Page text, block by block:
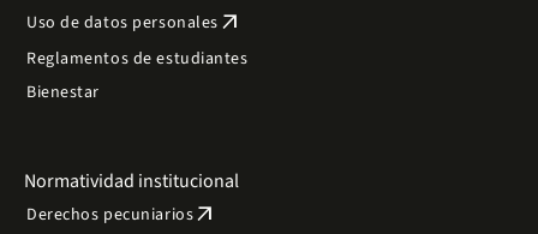
Uso de datos personales arrow_outward
Reglamentos de estudiantes
Bienestar
Normatividad institucional
Derechos pecuniariosarrow_outward